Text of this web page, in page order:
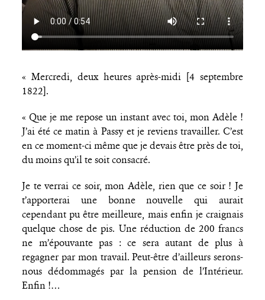
« Mercredi, deux heures après-midi [4 septembre
1822].
« Que je me repose un instant avec toi, mon Adèle !
J’ai été ce matin à Passy et je reviens travailler. C’est
en ce moment-ci même que je devais être près de toi,
du moins qu’il te soit consacré.
Je te verrai ce soir, mon Adèle, rien que ce soir ! Je
t’apporterai une bonne nouvelle qui aurait
cependant pu être meilleure, mais enfin je craignais
quelque chose de pis. Une réduction de 200 francs
ne m’épouvante pas : ce sera autant de plus à
regagner par mon travail. Peut-être d’ailleurs serons-
nous dédommagés par la pension de l’Intérieur.
Enfin !…